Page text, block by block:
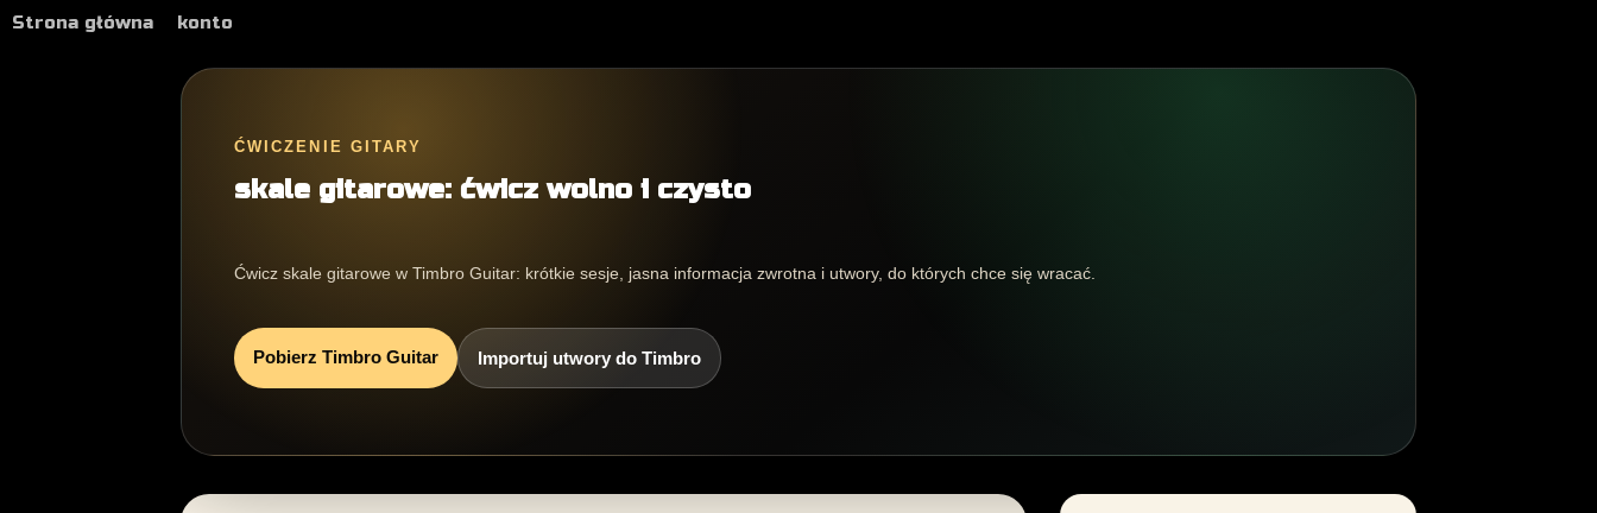
Strona główna konto
ĆWICZENIE GITARY
skale gitarowe: ćwicz wolno i czysto
Ćwicz skale gitarowe w Timbro Guitar: krótkie sesje, jasna informacja zwrotna i utwory, do których chce się wracać.
Pobierz Timbro Guitar Importuj utwory do Timbro